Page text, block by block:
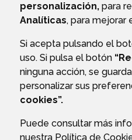
personalización, para
Analíticas, para mejorar
Si acepta pulsando el
uso. Si pulsa el botón
ninguna acción, se
personalizar sus
cookies”.
Puede consultar más
nuestra Política de
TRANSPARENCIA
AVISO LEGAL